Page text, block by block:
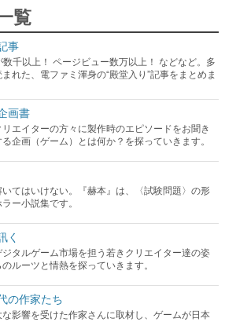
覧
事
千以上！ ページビュー数万以上！ などなど。多
れた、電ファミ渾身の“殿堂入り”記事をまとめま
画書
エイターの方々に製作時のエピソードをお聞き
企画（ゲーム）とは何か？を探っていきます。
いてはいけない。『赫本』は、〈試験問題〉の形
ー小説集です。
く
ジタルゲーム市場を担う若きクリエイター達の姿
ルーツと情熱を探っていきます。
の作家たち
影響を受けた作家さんに取材し、ゲームが日本